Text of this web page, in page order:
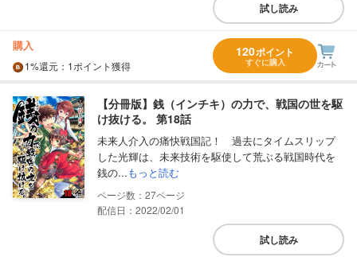
試し読み
購入
1%還元 ：1ポイント獲得
120ポイント
すぐに購入
【分冊版】銭（インチキ）の力で、戦国の世を駆
け抜ける。 第18話
未来人介入の痛快戦国記！ 過去にタイムスリップ
した光輝は、未来技術を駆使して荒ぶる戦国時代を
銭の...もっと読む
27
配信日：2022/02/01
試し読み